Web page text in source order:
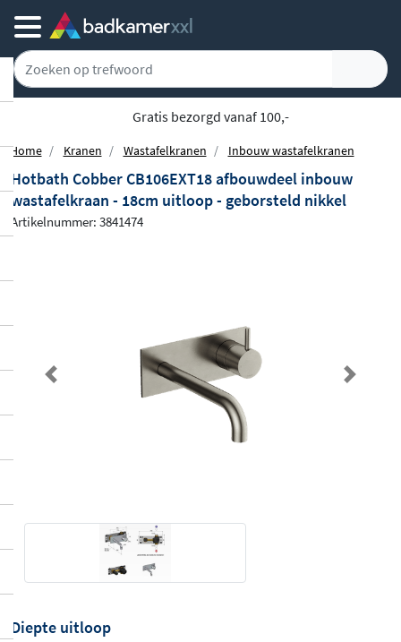
Gratis bezorgd vanaf 100,-
Home Kranen Wastafelkranen Inbouw wastafelkranen
Hotbath Cobber CB106EXT18 afbouwdeel inbouw
wastafelkraan - 18cm uitloop - geborsteld nikkel
Artikelnummer: 3841474
Previous Next
Diepte uitloop